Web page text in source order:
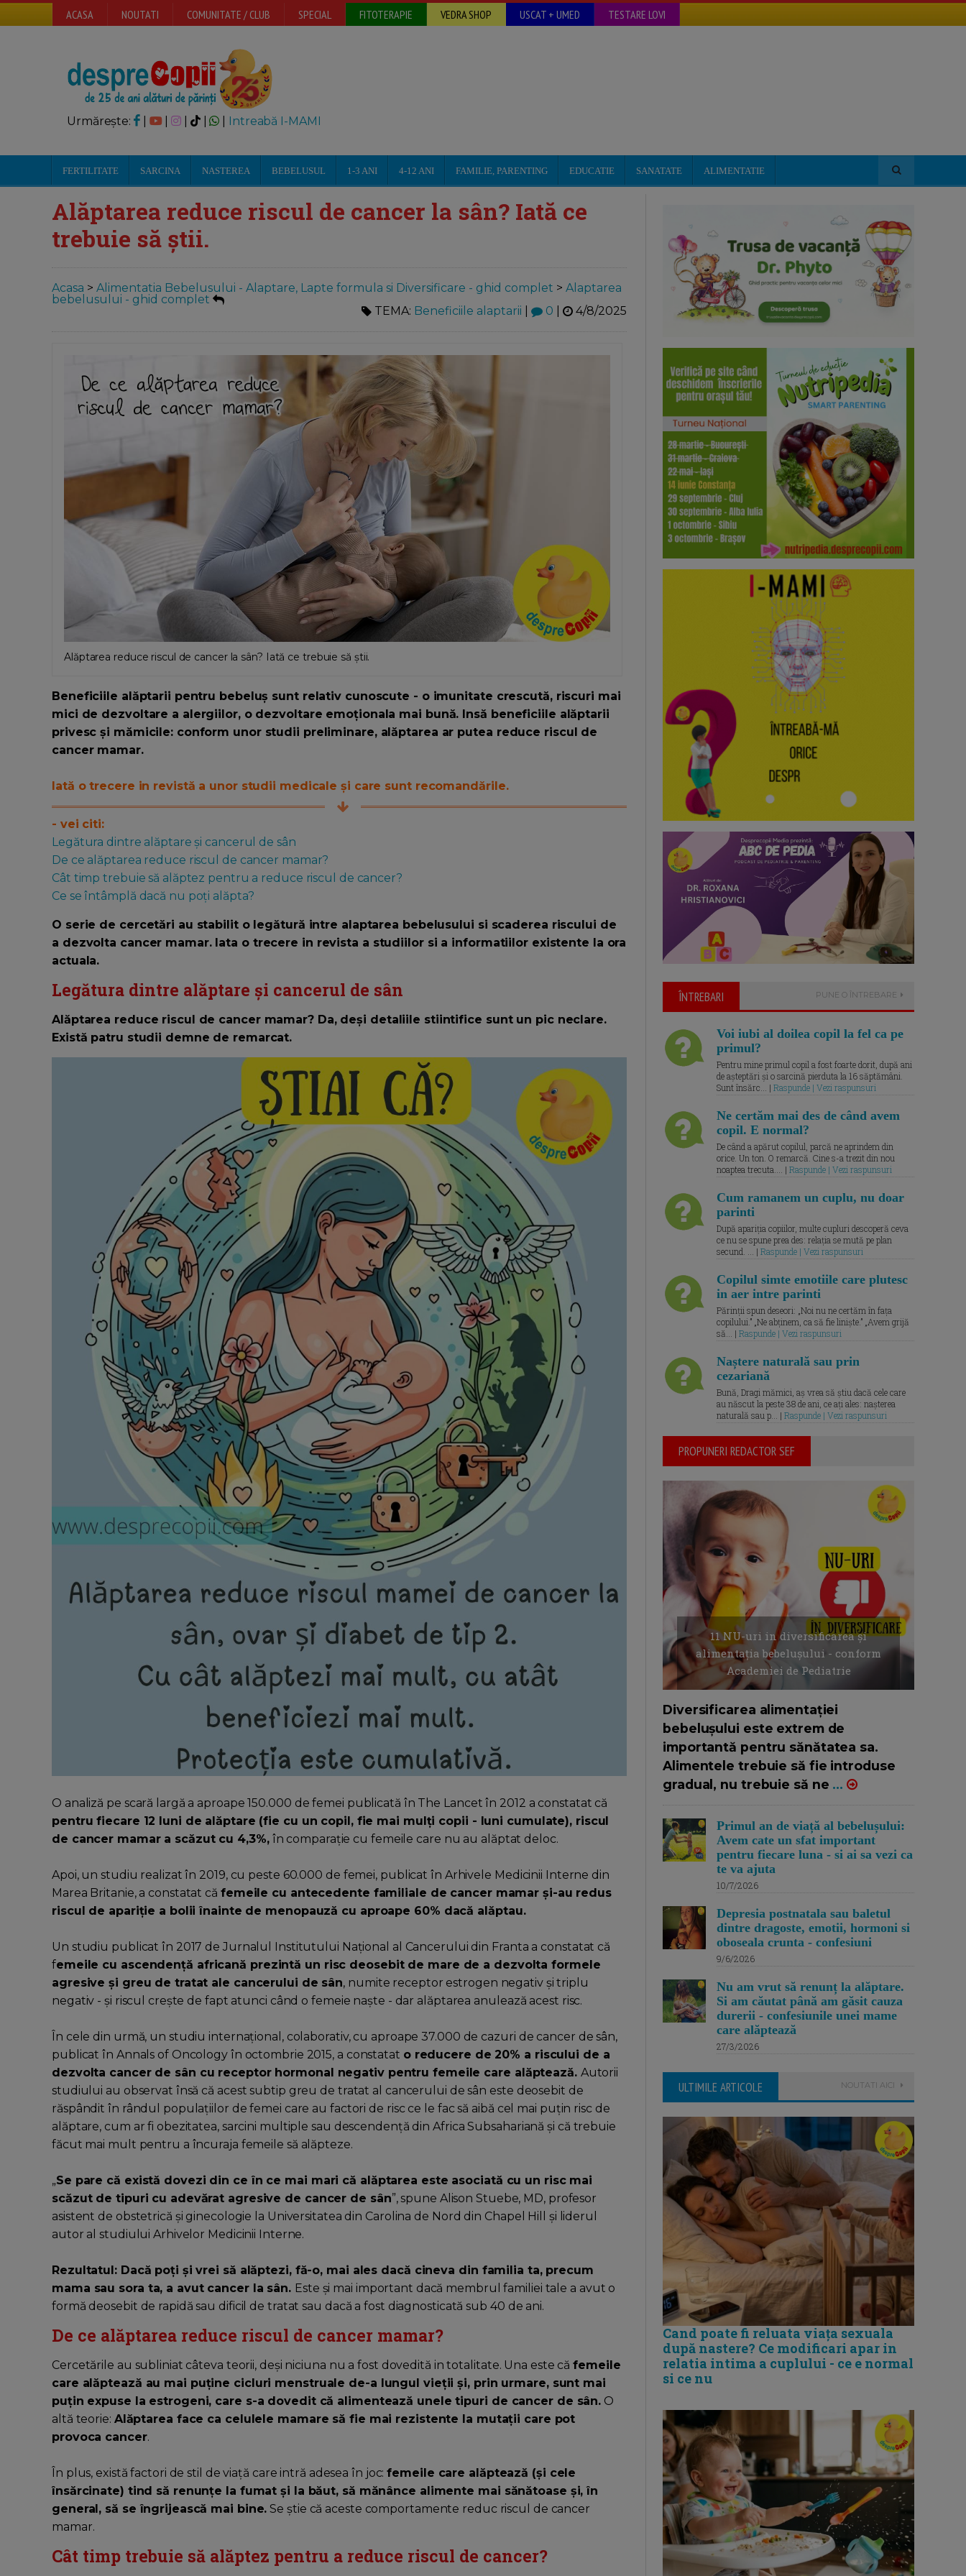
ACASA NOUTATI COMUNITATE / CLUB SPECIAL FITOTERAPIE VEDRA SHOP USCAT + UMED TESTARE LOVI
Urmărește: | | Intreabă I-MAMI
FERTILITATE SARCINA NASTEREA BEBELUSUL 1-3 ANI 4-12 ANI FAMILIE, PARENTING EDUCATIE SANATATE ALIMENTATIE
Alăptarea reduce riscul de cancer la sân? Iată ce
trebuie să știi.
Acasa > Alimentatia Bebelusului - Alaptare, Lapte formula si Diversificare - ghid complet > Alaptarea
bebelusului - ghid complet
TEMA: Beneficiile alaptarii 0 4/8/2025
Alăptarea reduce riscul de cancer la sân? Iată ce trebuie să știi.
Beneficiile alăptarii pentru bebeluș sunt relativ cunoscute - o imunitate crescută, riscuri mai
mici de dezvoltare a alergiilor, o dezvoltare emoționala mai bună. Insă beneficiile alăptarii
privesc și mămicile: conform unor studii preliminare, alăptarea ar putea reduce riscul de
cancer mamar.
Iată o trecere in revistă a unor studii medicale și care sunt recomandările.
- vei citi:
Legătura dintre alăptare și cancerul de sân
De ce alăptarea reduce riscul de cancer mamar?
Cât timp trebuie să alăptez pentru a reduce riscul de cancer?
Ce se întâmplă dacă nu poți alăpta?
O serie de cercetări au stabilit o legătură intre alaptarea bebelusului si scaderea riscului de
a dezvolta cancer mamar. Iata o trecere in revista a studiilor si a informatiilor existente la ora
actuala.
Legătura dintre alăptare și cancerul de sân
Alăptarea reduce riscul de cancer mamar? Da, deși detaliile stiintifice sunt un pic neclare.
Există patru studii demne de remarcat.
O analiză pe scară largă a aproape 150.000 de femei publicată în The Lancet în 2012 a constatat că
pentru fiecare 12 luni de alăptare (fie cu un copil, fie mai mulți copii - luni cumulate), riscul
de cancer mamar a scăzut cu 4,3%,în comparație cu femeile care nu au alăptat deloc.
Apoi, un studiu realizat în 2019, cu peste 60.000 de femei, publicat în Arhivele Medicinii Interne din
Marea Britanie, a constatat că femeile cu antecedente familiale de cancer mamar și-au redus
riscul de apariție a bolii înainte de menopauză cu aproape 60% dacă alăptau.
Un studiu publicat în 2017 de Jurnalul Institutului Național al Cancerului din Franta a constatat că
femeile cu ascendență africană prezintă un risc deosebit de mare de a dezvolta formele
agresive și greu de tratat ale cancerului de sân, numite receptor estrogen negativ și triplu
negativ - și riscul crește de fapt atunci când o femeie naște - dar alăptarea anulează acest risc.
În cele din urmă, un studiu internațional, colaborativ, cu aproape 37.000 de cazuri de cancer de sân,
publicat în Annals of Oncology în octombrie 2015, a constatat o reducere de 20% a riscului de a
dezvolta cancer de sân cu receptor hormonal negativ pentru femeile care alăptează. Autorii
studiului au observat însă că acest subtip greu de tratat al cancerului de sân este deosebit de
răspândit în rândul populațiilor de femei care au factori de risc ce le fac să aibă cel mai puțin risc de
alăptare, cum ar fi obezitatea, sarcini multiple sau descendență din Africa Subsahariană și că trebuie
făcut mai mult pentru a încuraja femeile să alăpteze.
„Se pare că există dovezi din ce în ce mai mari că alăptarea este asociată cu un risc mai
scăzut de tipuri cu adevărat agresive de cancer de sân”, spune Alison Stuebe, MD, profesor
asistent de obstetrică și ginecologie la Universitatea din Carolina de Nord din Chapel Hill și liderul
autor al studiului Arhivelor Medicinii Interne.
Rezultatul: Dacă poți și vrei să alăptezi, fă-o, mai ales dacă cineva din familia ta, precum
mama sau sora ta, a avut cancer la sân. Este și mai important dacă membrul familiei tale a avut o
formă deosebit de rapidă sau dificil de tratat sau dacă a fost diagnosticată sub 40 de ani.
De ce alăptarea reduce riscul de cancer mamar?
Cercetările au subliniat câteva teorii, deși niciuna nu a fost dovedită in totalitate. Una este căfemeile
care alăptează au mai puține cicluri menstruale de-a lungul vieții și, prin urmare, sunt mai
puțin expuse la estrogeni, care s-a dovedit că alimentează unele tipuri de cancer de sân. O
altă teorie: Alăptarea face ca celulele mamare să fie mai rezistente la mutații care pot
provoca cancer.
În plus, există factori de stil de viață care intră adesea în joc:femeile care alăptează (și cele
însărcinate) tind să renunțe la fumat și la băut, să mănânce alimente mai sănătoase și, în
general, să se îngrijească mai bine. Se știe că aceste comportamente reduc riscul de cancer
mamar.
Cât timp trebuie să alăptez pentru a reduce riscul de cancer?
ÎNTREBARI PUNE O ÎNTREBARE
Voi iubi al doilea copil la fel ca pe
primul?
Pentru mine primul copil a fost foarte dorit, după ani
de așteptări și o sarcină pierduta la 16 săptămâni.
Sunt însărc... | Raspunde | Vezi raspunsuri
Ne certăm mai des de când avem
copil. E normal?
De când a apărut copilul, parcă ne aprindem din
orice. Un ton. O remarcă. Cine s-a trezit din nou
noaptea trecuta.... | Raspunde | Vezi raspunsuri
Cum ramanem un cuplu, nu doar
parinti
După apariția copiilor, multe cupluri descoperă ceva
ce nu se spune prea des: relația se mută pe plan
secund. ... | Raspunde | Vezi raspunsuri
Copilul simte emotiile care plutesc
in aer intre parinti
Părinții spun deseori: „Noi nu ne certăm în fața
copilului.” „Ne abținem, ca să fie liniște.” „Avem grijă
să... | Raspunde | Vezi raspunsuri
Naștere naturală sau prin
cezariană
Bună, Dragi mămici, aș vrea să știu dacă cele care
au născut la peste 38 de ani, ce ați ales: nașterea
naturală sau p... | Raspunde | Vezi raspunsuri
PROPUNERI REDACTOR SEF
11 NU-uri in diversificarea și
alimentația bebelușului - conform
Academiei de Pediatrie
Diversificarea alimentației
bebelușului este extrem de
importantă pentru sănătatea sa.
Alimentele trebuie să fie introduse
gradual, nu trebuie să ne ...
Primul an de viață al bebelușului:
Avem cate un sfat important
pentru fiecare luna - si ai sa vezi ca
te va ajuta
10/7/2026
Depresia postnatala sau baletul
dintre dragoste, emotii, hormoni si
oboseala crunta - confesiuni
9/6/2026
Nu am vrut să renunț la alăptare.
Si am căutat până am găsit cauza
durerii - confesiunile unei mame
care alăptează
27/3/2026
ULTIMILE ARTICOLE NOUTATI AICI
Cand poate fi reluata viața sexuala
după nastere? Ce modificari apar in
relatia intima a cuplului - ce e normal
si ce nu